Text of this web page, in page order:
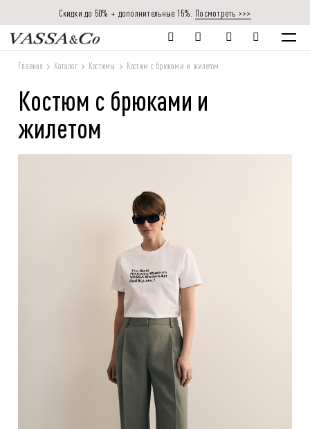
Скидки до 50% + дополнительные 15%. Посмотреть >>>
Главная Каталог Костюмы Костюм с брюками и жилетом
Костюм с брюками и
жилетом